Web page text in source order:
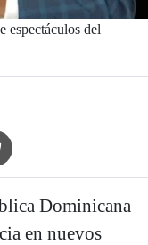
espectáculos del
Icon
Dominicana
en nuevos